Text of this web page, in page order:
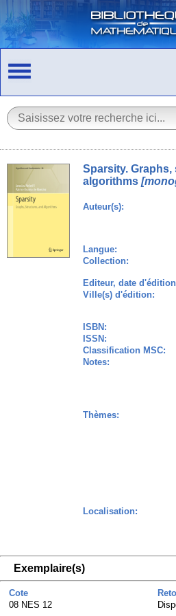
Sparsity. Graphs,
algorithms
Auteur(s):
Langue:
Collection:
Editeur, date
Ville(s) d'édition:
ISBN:
ISSN:
Classification MSC:
Notes:
Thèmes:
Localisation:
Exemplaire(s)
Cote
08 NES 12